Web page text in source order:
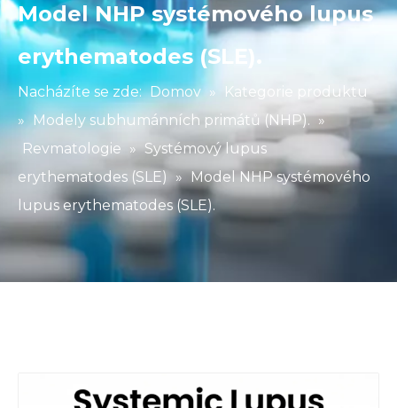
Model NHP systémového lupus
erythematodes (SLE).
Nacházíte se zde: Domov »
Kategorie produktu
» Modely subhumánních primátů (NHP). »
Revmatologie » Systémový lupus
erythematodes (SLE)
» Model NHP systémového
lupus erythematodes (SLE).